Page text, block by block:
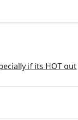
if its HOT out